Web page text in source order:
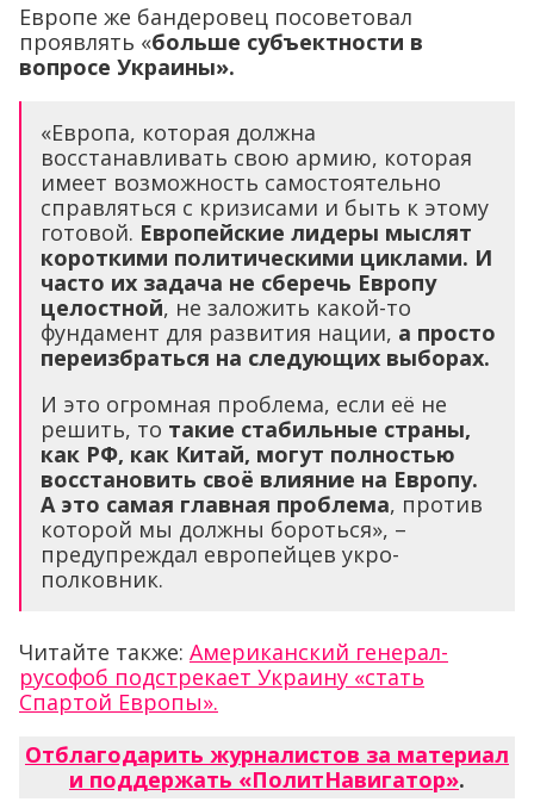
Европе же бандеровец посоветовал
проявлять «больше субъектности в
вопросе Украины».
«Европа, которая должна
восстанавливать свою армию, которая
имеет возможность самостоятельно
справляться с кризисами и быть к этому
готовой. Европейские лидеры мыслят
короткими политическими циклами. И
часто их задача не сберечь Европу
целостной, не заложить какой-то
фундамент для развития нации, а просто
переизбраться на следующих выборах.
И это огромная проблема, если её не
решить, то такие стабильные страны,
как РФ, как Китай, могут полностью
восстановить своё влияние на Европу.
А это самая главная проблема, против
которой мы должны бороться», –
предупреждал европейцев укро-
полковник.
Читайте также: Американский генерал-
русофоб подстрекает Украину «стать
Спартой Европы».
Отблагодарить журналистов за материал
и поддержать «ПолитНавигатор».